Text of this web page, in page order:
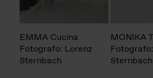
EMMA Cucina
Fotografo: Lorenz
Sternbach
MONIKA
Sternbach